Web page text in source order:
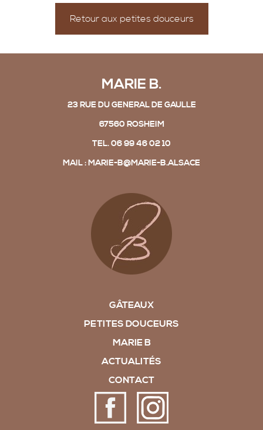
Retour aux petites douceurs
MARIE B.
23 RUE DU GENERAL DE GAULLE
67560 ROSHEIM
TEL. 06 99 46 02 10
MAIL : MARIE-B@MARIE-B.ALSACE
GÂTEAUX
PETITES DOUCEURS
MARIE B
ACTUALITÉS
CONTACT